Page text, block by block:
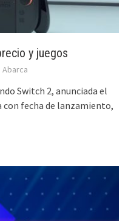
y juegos
Abarca
Switch 2, anunciada el
con fecha de lanzamiento,